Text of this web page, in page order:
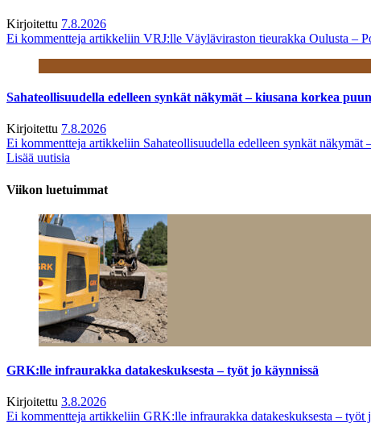
Kirjoitettu 7.8.2026
Ei kommentteja artikkeliin VRJ:lle Väyläviraston tieurakka Oulusta –
Sahateollisuudella edelleen synkät näkymät – kiusana korkea
Kirjoitettu 7.8.2026
Ei kommentteja artikkeliin Sahateollisuudella edelleen synkät
Lisää uutisia
Viikon luetuimmat
GRK:lle infraurakka datakeskuksesta – työt jo käynnissä
Kirjoitettu 3.8.2026
Ei kommentteja artikkeliin GRK:lle infraurakka datakeskuksesta – työt